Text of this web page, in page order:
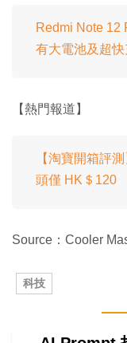
Redmi Note 12
有大電池及超快
【熱門報道】
【淘寶開箱評
頭僅 HK＄120
Source：Cooler
科技